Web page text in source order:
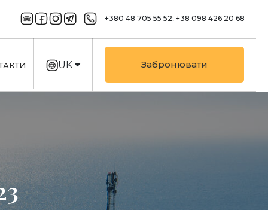
+380 48 705 55 52; +38 098 426 20 68
Забронювати
UK